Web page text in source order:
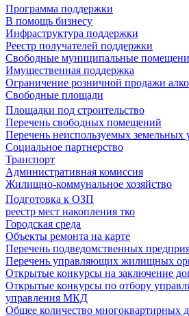
Программа поддержки
В помощь бизнесу
Инфраструктура поддержки
Реестр получателей поддержки
Свободные муниципальные
Имущественная поддержка
Ограничение розничной продажи
Свободные площади
Площадки под строительство
Перечень свободных помещений
Перечень неиспользуемых земельных
Социальное партнерство
Транспорт
Административная комиссия
Жилищно-коммунальное хозяйство
Подготовка к ОЗП
реестр мест накопления тко
Городская среда
Объекты ремонта на карте
Перечень подведомственных
Перечень управляющих жилищных
Открытые конкурсы на заключение
Открытые конкурсы по отбору
управления МКД
Общее количество многоквартирных